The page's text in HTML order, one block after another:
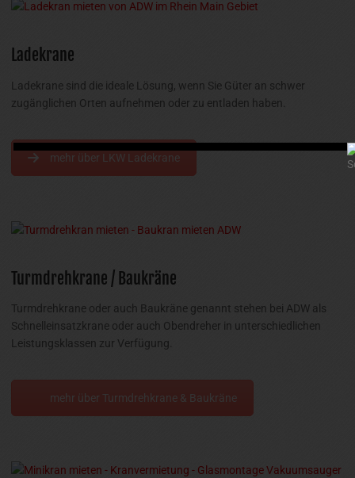
Ladekrane
Ladekrane sind die ideale Lösung, wenn Sie Güter an schwer
zugänglichen Orten aufnehmen oder zu entladen haben.
mehr über LKW Ladekrane
Turmdrehkrane / Baukräne
Turmdrehkrane oder auch Baukräne genannt stehen bei ADW als
Schnelleinsatzkrane oder auch Obendreher in unterschiedlichen
Leistungsklassen zur Verfügung.
mehr über Turmdrehkrane & Baukräne